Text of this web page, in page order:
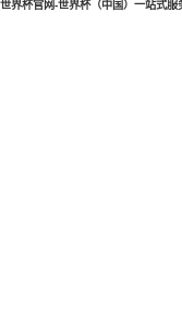
世界杯官网-世界杯（中国）一站式服